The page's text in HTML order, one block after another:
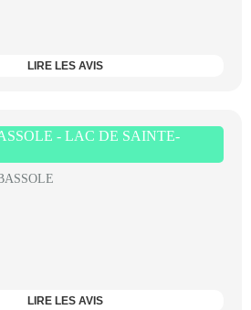
LIRE LES AVIS
- LAC DE SAINTE-
LIRE LES AVIS